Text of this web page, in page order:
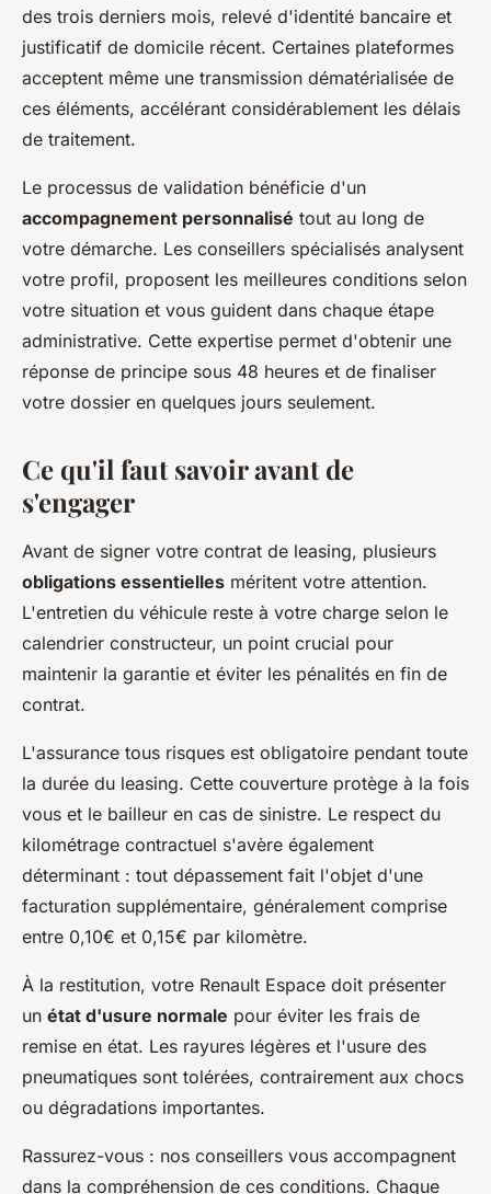
des trois derniers mois, relevé d'identité bancaire et
justificatif de domicile récent. Certaines plateformes
acceptent même une transmission dématérialisée de
ces éléments, accélérant considérablement les délais
de traitement.
Le processus de validation bénéficie d'un
accompagnement personnalisé tout au long de
votre démarche. Les conseillers spécialisés analysent
votre profil, proposent les meilleures conditions selon
votre situation et vous guident dans chaque étape
administrative. Cette expertise permet d'obtenir une
réponse de principe sous 48 heures et de finaliser
votre dossier en quelques jours seulement.
Ce qu'il faut savoir avant de
s'engager
Avant de signer votre contrat de leasing, plusieurs
obligations essentielles méritent votre attention.
L'entretien du véhicule reste à votre charge selon le
calendrier constructeur, un point crucial pour
maintenir la garantie et éviter les pénalités en fin de
contrat.
L'assurance tous risques est obligatoire pendant toute
la durée du leasing. Cette couverture protège à la fois
vous et le bailleur en cas de sinistre. Le respect du
kilométrage contractuel s'avère également
déterminant : tout dépassement fait l'objet d'une
facturation supplémentaire, généralement comprise
entre 0,10€ et 0,15€ par kilomètre.
À la restitution, votre Renault Espace doit présenter
un état d'usure normale pour éviter les frais de
remise en état. Les rayures légères et l'usure des
pneumatiques sont tolérées, contrairement aux chocs
ou dégradations importantes.
Rassurez-vous : nos conseillers vous accompagnent
dans la compréhension de ces conditions. Chaque